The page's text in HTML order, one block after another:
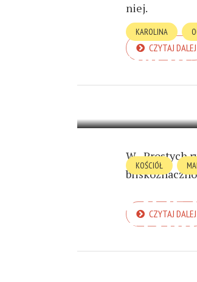
niej.
CZYTAJ DALEJ
KAROLINA
W „Prostych
CZYTAJ DALEJ
KOŚCIÓŁ
ŻYCIE